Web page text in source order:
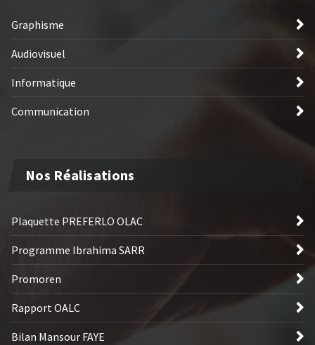
Graphisme
Audiovisuel
Informatique
Communication
Nos Réalisations
Plaquette PREFERLO OLAC
Programme Ibrahima SARR
Promoren
Rapport OALC
Bilan Mansour FAYE